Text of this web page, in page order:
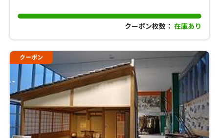
クーポン枚数： 在庫あり
クーポン